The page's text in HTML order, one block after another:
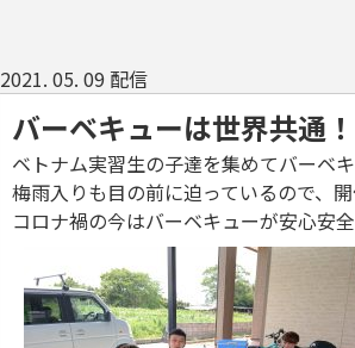
2021. 05. 09 配信
バーベキューは世界共通
ベトナム実習生の子達を集めてバーベ
梅雨入りも目の前に迫っているので、
コロナ禍の今はバーベキューが安心安